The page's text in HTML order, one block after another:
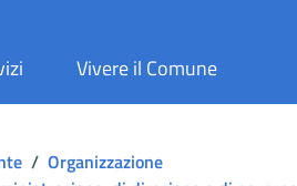
Vivere il Comune
/ Organizzazione